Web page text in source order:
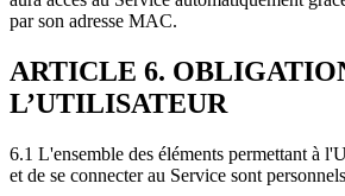
par son adresse MAC.
ARTICLE 6.
L’UTILISATEUR
6.1 L'ensemble des éléments permettant à
et de se connecter au Service sont